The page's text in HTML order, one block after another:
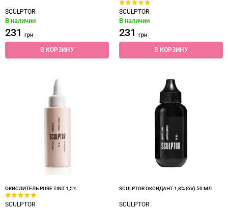
SCULPTOR
В наличии
231 грн
В КОРЗИНУ
SCULPTOR
В наличии
231 грн
В КОРЗИНУ
ОКИСЛИТЕЛЬ PURE TINT 1,5%
SCULPTOR
SCULPTOR ОКСИДАНТ 1,8% (6V) 50 МЛ
SCULPTOR